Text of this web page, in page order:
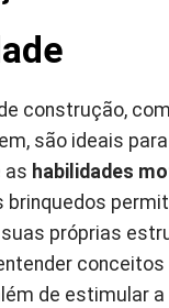
construção,
são ideais
as habilidades
brinquedos
próprias
de estimular a